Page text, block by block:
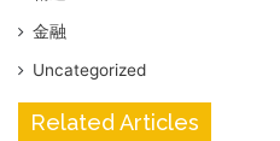
金融
Uncategorized
Related Articles